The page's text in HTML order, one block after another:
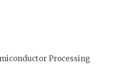
Processing